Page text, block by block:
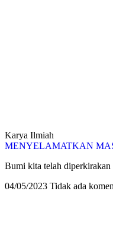
Karya Ilmiah
MENYELAMATKAN
Bumi kita telah diperkirakan
04/05/2023 Tidak ada